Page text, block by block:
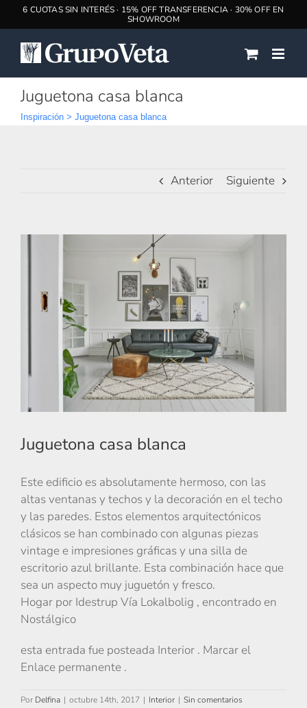
Juguetona casa blanca
Inspiración > Juguetona casa blanca
Anterior Siguiente
Juguetona casa blanca
Este edificio es absolutamente hermoso, con las
altas ventanas y techos y la decoración en el techo
y las paredes. Estos elementos arquitectónicos
clásicos se han combinado con algunas piezas
vintage e impresiones gráficas y una silla de
escritorio azul brillante. Esta combinación hace que
sea un aspecto muy juguetón y fresco.
Hogar por Idestrup Vía Lokalbolig , encontrado en
Nostálgico
esta entrada fue posteada Interior . Marcar el
Enlace permanente .
Por Delfina | octubre 14th, 2017 | Interior | Sin comentarios